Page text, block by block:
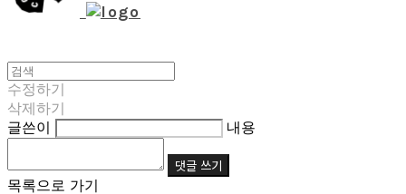
수정하기
삭제하기
글쓴이
내용
댓글 쓰기
목록으로 가기